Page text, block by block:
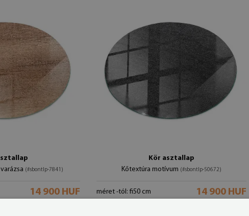
(#sbontlp-7841)
14 900 HUF
Kör asztallap
Kőtextúra motívum (#sbontlp-50672)
méret -tól: fi50 cm 14 900 HUF